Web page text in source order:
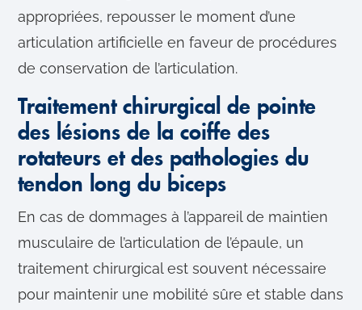
appropriées, repousser le moment d’une
articulation artificielle en faveur de procédures
de conservation de l’articulation.
Traitement chirurgical de pointe
des lésions de la coiffe des
rotateurs et des pathologies du
tendon long du biceps
En cas de dommages à l’appareil de maintien
musculaire de l’articulation de l’épaule, un
traitement chirurgical est souvent nécessaire
pour maintenir une mobilité sûre et stable dans